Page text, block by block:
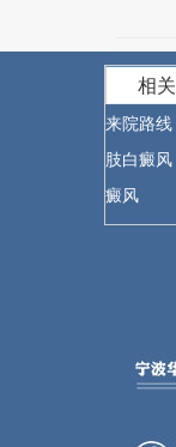
相
来院路线
肢白癜风
癜风